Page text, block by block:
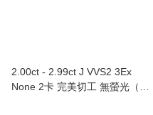
2.00ct - 2.99ct J VVS2 3Ex
None 2卡 完美切工 無螢光（附